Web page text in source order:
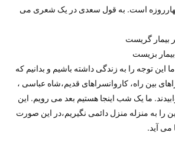
است. به قول سعدی در یک شعری می
گریست
بزیست
توجه را به زندگی داشته باشیم و بدانیم که
بین راه، کاروانسراهای قدیم،شاه عباسی ،
ما یک شب اینجا هستیم بعد می رویم. این
را به منزله منزل دائمی نگیریم،در این صورت
آید.